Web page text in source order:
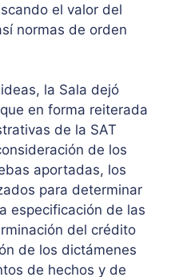
el valor del
normas de orden
la Sala dejó
en forma reiterada
de la SAT
de los
aportadas, los
para determinar
especificación de las
del crédito
de los dictámenes
de hechos y de